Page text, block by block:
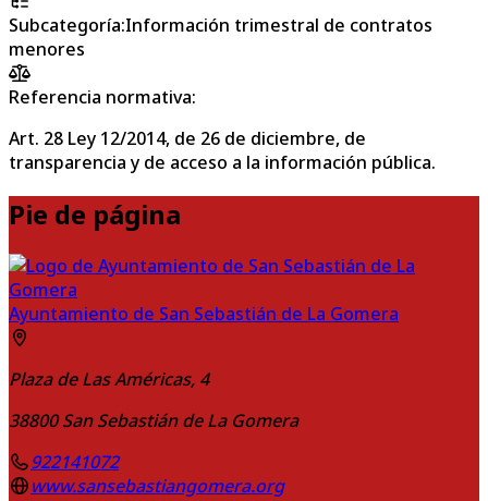
Subcategoría:Información trimestral de contratos
menores
Referencia normativa:
Art. 28 Ley 12/2014, de 26 de diciembre, de
transparencia y de acceso a la información pública.
Pie de página
Ayuntamiento de San Sebastián de La Gomera
Plaza de Las Américas, 4
38800 San Sebastián de La Gomera
922141072
www.sansebastiangomera.org